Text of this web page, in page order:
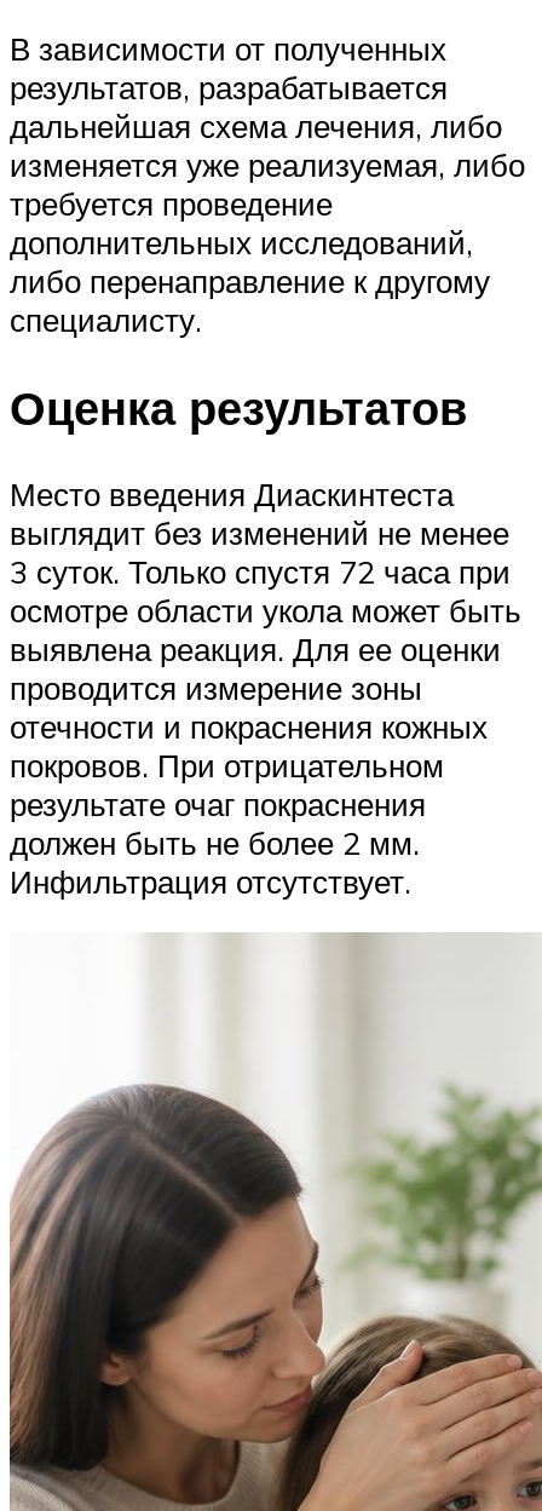
В зависимости от полученных
результатов, разрабатывается
дальнейшая схема лечения, либо
изменяется уже реализуемая, либо
требуется проведение
дополнительных исследований,
либо перенаправление к другому
специалисту.
Оценка результатов
Место введения Диаскинтеста
выглядит без изменений не менее
3 суток. Только спустя 72 часа при
осмотре области укола может быть
выявлена реакция. Для ее оценки
проводится измерение зоны
отечности и покраснения кожных
покровов. При отрицательном
результате очаг покраснения
должен быть не более 2 мм.
Инфильтрация отсутствует.